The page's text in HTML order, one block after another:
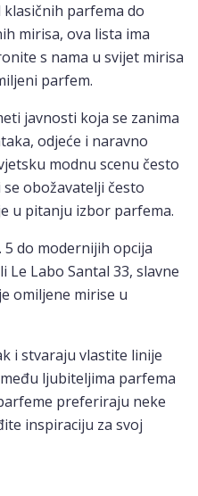
parfema do
mirisa, ova lista ima
s nama u svijet mirisa
parfem.
javnosti koja se zanima
odjeće i naravno
modnu scenu često
obožavatelji često
u pitanju izbor parfema.
do modernijih opcija
Le Labo Santal 33, slavne
omiljene mirise u
i stvaraju vlastite linije
ljubiteljima parfema
preferiraju neke
inspiraciju za svoj